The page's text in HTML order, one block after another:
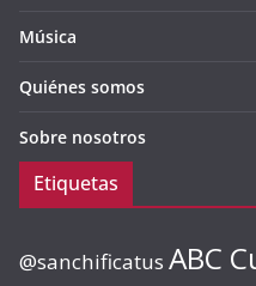
Música
Quiénes somos
Sobre nosotros
Etiquetas
@sanchificatus ABC